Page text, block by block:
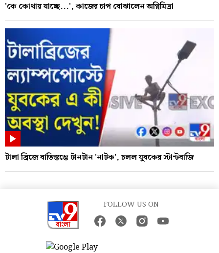
'কে কোথায় যাচ্ছে...', কাজের চাপ বোঝালেন অগ্নিমিত্রা
টালা ব্রিজে বাতিস্তম্ভে টানটান 'নাটক', চলল যুবকের স্টান্টবাজি
FOLLOW US ON